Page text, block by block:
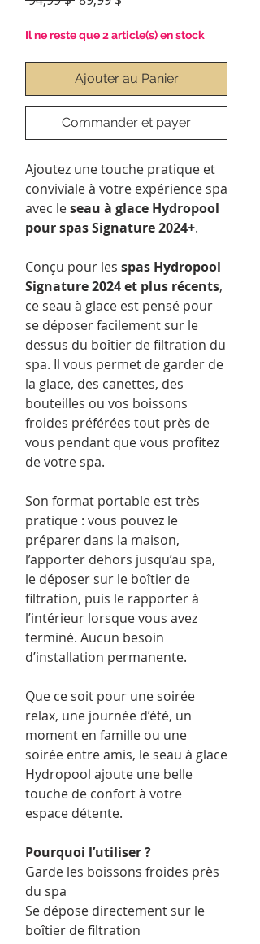
Il ne reste que 2 article(s) en stock
Ajouter au Panier
Commander et payer
Ajoutez une touche pratique et
conviviale à votre expérience spa
avec leseau à glace Hydropool
pour spas Signature 2024+.
Conçu pour les spas Hydropool
Signature 2024 et plus récents,
ce seau à glace est pensé pour
se déposer facilement sur le
dessus du boîtier de filtration du
spa. Il vous permet de garder de
la glace, des canettes, des
bouteilles ou vos boissons
froides préférées tout près de
vous pendant que vous profitez
de votre spa.
Son format portable est très
pratique : vous pouvez le
préparer dans la maison,
l’apporter dehors jusqu’au spa,
le déposer sur le boîtier de
filtration, puis le rapporter à
l’intérieur lorsque vous avez
terminé. Aucun besoin
d’installation permanente.
Que ce soit pour une soirée
relax, une journée d’été, un
moment en famille ou une
soirée entre amis, le seau à glace
Hydropool ajoute une belle
touche de confort à votre
espace détente.
Pourquoi l’utiliser ?
Garde les boissons froides près
du spa
Se dépose directement sur le
boîtier de filtration